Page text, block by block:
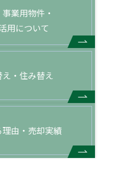
業用物件・
用について
え・住み替え
由・売却実績